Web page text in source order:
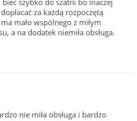
szybko do szatni bo inaczej
za każdą rozpoczętą
mało wspólnego z miłym
a na dodatek niemiła obsługa.
nie miła obsługa i bardzo